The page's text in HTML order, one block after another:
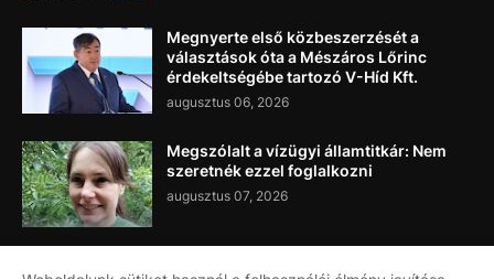
Megnyerte első közbeszerzését a
választások óta a Mészáros Lőrinc
érdekeltségébe tartozó V-Híd Kft.
augusztus 06, 2026
Megszólalt a vízügyi államtitkár: Nem
szeretnék ezzel foglalkozni
augusztus 07, 2026